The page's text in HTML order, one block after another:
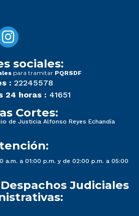
sociales:
para tramitar PQRSDF
: 22245578
24 horas : 41651
Cortes:
de Justicia Alfonso Reyes Echandía
a.m. a 01:00 p.m. y de 02:00 p.m. a 05:00
Judiciales